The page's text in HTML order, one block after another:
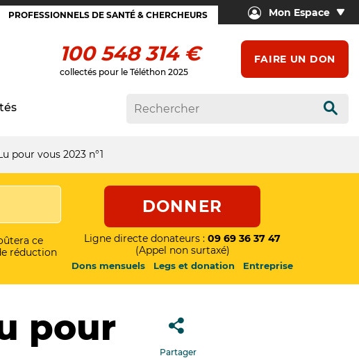
PROFESSIONNELS DE SANTÉ & CHERCHEURS Mon Espace
100 548 314 €
collectés pour le Téléthon 2025
FAIRE UN DON
pour vous 2023 n°1
ce
réduction
DONNER
Ligne directe donateurs : 09 69 36 37 47
(Appel non surtaxé)
Dons mensuels Legs et donation Entreprise
pour
Partager